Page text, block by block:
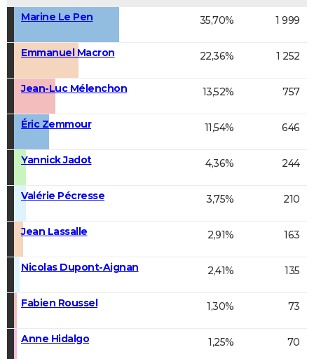
Marine Le Pen
35,70% 1 999
Emmanuel Macron 22,36% 1 252
Jean-Luc Mélenchon 13,52% 757
Éric Zemmour 11,54% 646
Yannick Jadot 4,36% 244
Valérie Pécresse 3,75% 210
Jean Lassalle 2,91% 163
Nicolas Dupont-Aignan 2,41% 135
Fabien Roussel 1,30% 73
Anne Hidalgo 1,25% 70